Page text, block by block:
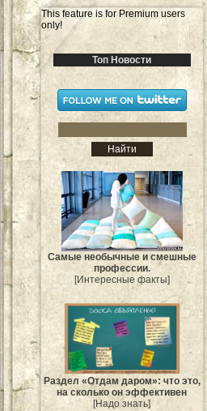
This feature is for Premium users
only!
Топ Новости
Самые необычные и смешные
профессии.
[Интересные факты]
Раздел «Отдам даром»: что это,
на сколько он эффективен
[Надо знать]